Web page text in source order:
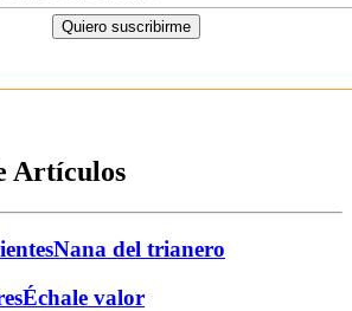
Artículos
Nana del trianero
Échale valor